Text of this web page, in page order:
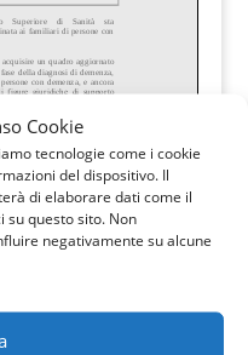
Cookie
tecnologie come i cookie
del dispositivo. Il
di elaborare dati come il
su questo sito. Non
negativamente su alcune